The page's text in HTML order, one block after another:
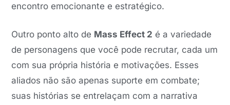
encontro emocionante e estratégico.
Outro ponto alto de Mass Effect 2 é a variedade
de personagens que você pode recrutar, cada um
com sua própria história e motivações. Esses
aliados não são apenas suporte em combate;
suas histórias se entrelaçam com a narrativa